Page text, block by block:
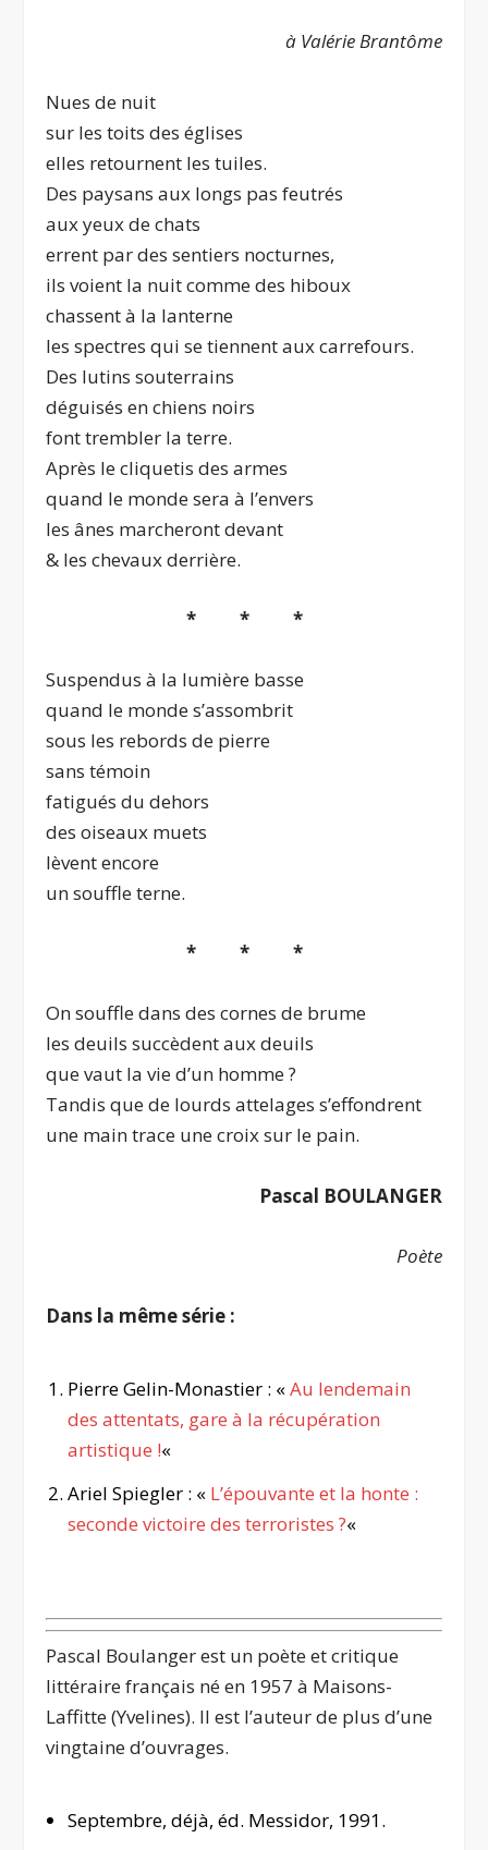
à Valérie Brantôme
Nues de nuit
sur les toits des églises
elles retournent les tuiles.
Des paysans aux longs pas feutrés
aux yeux de chats
errent par des sentiers nocturnes,
ils voient la nuit comme des hiboux
chassent à la lanterne
les spectres qui se tiennent aux carrefours.
Des lutins souterrains
déguisés en chiens noirs
font trembler la terre.
Après le cliquetis des armes
quand le monde sera à l’envers
les ânes marcheront devant
& les chevaux derrière.
* * *
Suspendus à la lumière basse
quand le monde s’assombrit
sous les rebords de pierre
sans témoin
fatigués du dehors
des oiseaux muets
lèvent encore
un souffle terne.
* * *
On souffle dans des cornes de brume
les deuils succèdent aux deuils
que vaut la vie d’un homme ?
Tandis que de lourds attelages s’effondrent
une main trace une croix sur le pain.
Pascal BOULANGER
Poète
Dans la même série :
Pierre Gelin-Monastier : «Au lendemain
des attentats, gare à la récupération
artistique !«
Ariel Spiegler : « L’épouvante et la honte :
seconde victoire des terroristes ?«
Pascal Boulangerest un poète et critique
littéraire français né en 1957 à Maisons-
Laffitte (Yvelines). Il est l’auteur de plus d’une
vingtaine d’ouvrages.
Septembre, déjà, éd. Messidor, 1991.